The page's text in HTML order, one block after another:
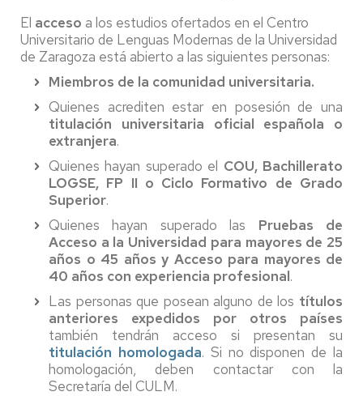
El acceso a los estudios ofertados en el Centro
Universitario de Lenguas Modernas de la Universidad
de Zaragoza está abierto a las siguientes personas:
Miembros de la comunidad universitaria.
Quienes acrediten estar en posesión de una
titulación universitaria oficial española o
extranjera.
Quienes hayan superado el COU, Bachillerato
LOGSE, FP II o Ciclo Formativo de Grado
Superior.
Quienes hayan superado las Pruebas de
Acceso a la Universidad para mayores de 25
años o 45 años y Acceso para mayores de
40 años con experiencia profesional.
Las personas que posean alguno de los títulos
anteriores expedidos por otros países
también tendrán acceso si presentan su
titulación homologada. Si no disponen de la
homologación, deben contactar con la
Secretaría del CULM.